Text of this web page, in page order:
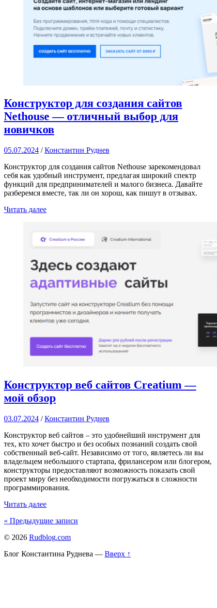
Конструктор для создания сайтов
Nethouse — отличный выбор для
новичков
05.07.2024 /Константин Руднев
Конструктор для создания сайтов Nethouse зарекомендовал
себя как удобный инструмент, предлагая широкий спектр
функций для предпринимателей и малого бизнеса. Давайте
разберемся вместе, так ли он хорош, как пишут в отзывах.
Читать далее
Конструктор веб сайтов Creatium —
мой обзор
03.07.2024 /Константин Руднев
Конструктор веб сайтов – это удобнейший инструмент для
тех, кто хочет быстро и без особых познаний создать свой
собственный веб-сайт. Независимо от того, являетесь ли вы
владельцем небольшого стартапа, фрилансером или блогером,
конструкторы предоставляют возможность показать свой
проект миру без необходимости погружаться в сложности
программирования.
Читать далее
« Предыдущие записи
© 2026 Rudblog.com
Блог Константина Руднева — Вверх ↑